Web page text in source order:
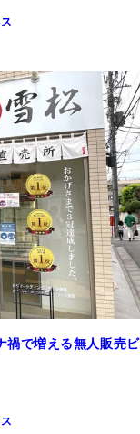
禍で増える無人販売ビ